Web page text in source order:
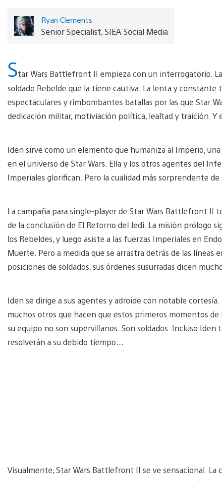
Ryan Clements
Senior Specialist, SIEA Social Media
Star Wars Battlefront II empieza con un interrogatorio.
soldado Rebelde que la tiene cautiva. La lenta y
espectaculares y rimbombantes batallas por las que Star
dedicación militar, motiviación política, lealtad y traición.
Iden sirve como un elemento que humaniza al Imperio,
en el universo de Star Wars. Ella y los otros agentes del
Imperiales glorifican. Pero la cualidad más sorprendente
La campaña para single-player de Star Wars Battlefront
de la conclusión de El Retorno del Jedi. La misión prólogo
los Rebeldes, y luego asiste a las fuerzas Imperiales en
Muerte. Pero a medida que se arrastra detrás de las líneas
posiciones de soldados, sus órdenes susurradas dicen
Iden se dirige a sus agentes y adroide con notable
muchos otros que hacen que estos primeros momentos
su equipo no son supervillanos. Son soldados. Incluso
resolverán a su debido tiempo…
Visualmente, Star Wars Battlefront II se ve sensacional.